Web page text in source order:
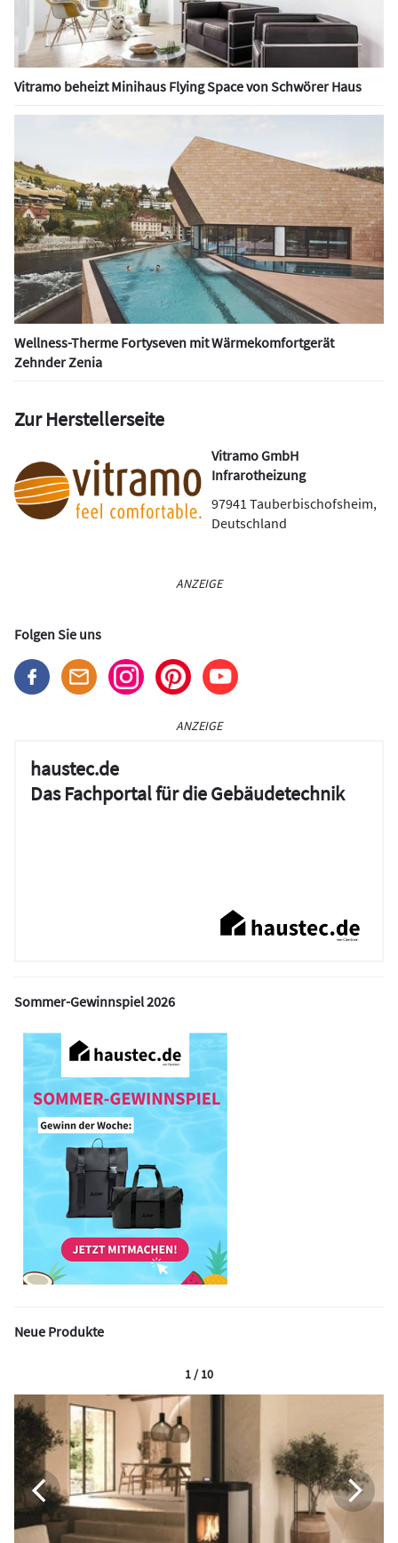
Vitramo beheizt Minihaus Flying Space von Schwörer Haus
Wellness-Therme Fortyseven mit Wärmekomfortgerät
Zehnder Zenia
Zur Herstellerseite
Vitramo GmbH
Infrarotheizung
97941Tauberbischofsheim,
Deutschland
ANZEIGE
Folgen Sie uns
ANZEIGE
haustec.de
Das Fachportal für die Gebäudetechnik
Sommer-Gewinnspiel 2026
Neue Produkte
1 / 10